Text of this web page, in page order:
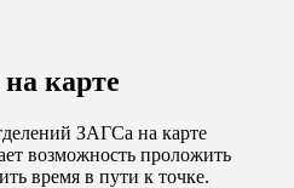
карте
ЗАГСа на карте
возможность проложить
время в пути к точке.